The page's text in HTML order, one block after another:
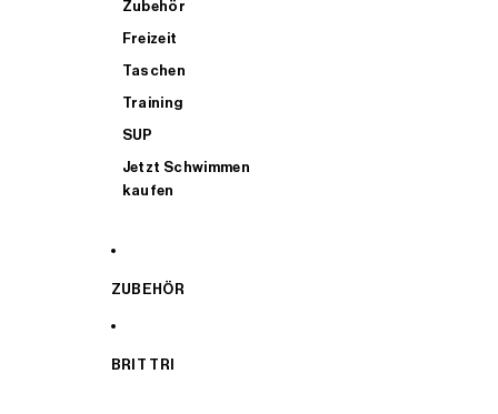
Zubehör
Freizeit
Taschen
Training
SUP
Jetzt Schwimmen
kaufen
ZUBEHÖR
BRIT TRI